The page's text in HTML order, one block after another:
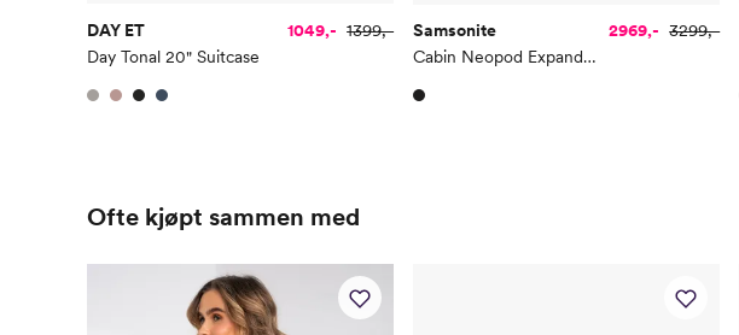
DAY ET
Day Tonal 20" Suitcase
1049,- 1399,-
Samsonite
Cabin Neopod Expand Front Pocket
2969,- 3299,-
Ofte kjøpt sammen med